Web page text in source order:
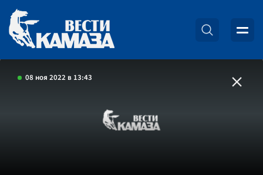
08 ноя 2022 в 13:43